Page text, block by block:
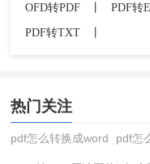
OFD转PDF
PDF转
PDF转TXT
热门关注
pdf怎么转换成word pdf怎